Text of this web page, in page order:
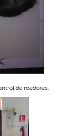
de roedores.